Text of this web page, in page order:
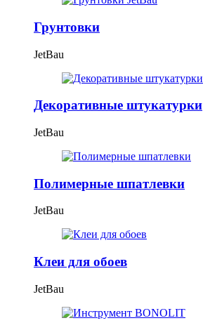
Грунтовки
JetBau
Декоративные штукатурки
JetBau
Полимерные шпатлевки
JetBau
Клеи для обоев
JetBau